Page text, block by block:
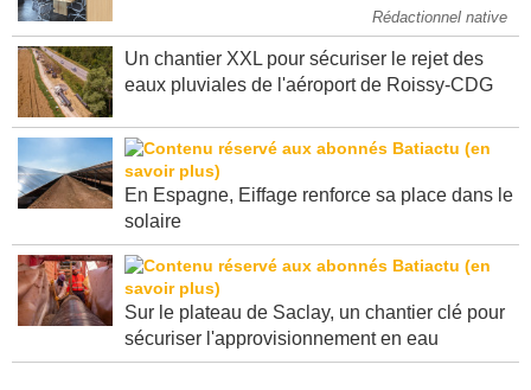
Rédactionnel native
Un chantier XXL pour sécuriser le rejet des
eaux pluviales de l'aéroport de Roissy-CDG
En Espagne, Eiffage renforce sa place dans le
solaire
Sur le plateau de Saclay, un chantier clé pour
sécuriser l'approvisionnement en eau